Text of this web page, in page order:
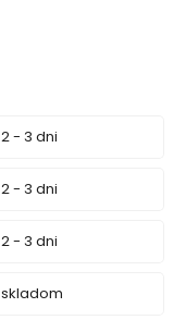
2 - 3 dni
2 - 3 dni
2 - 3 dni
skladom